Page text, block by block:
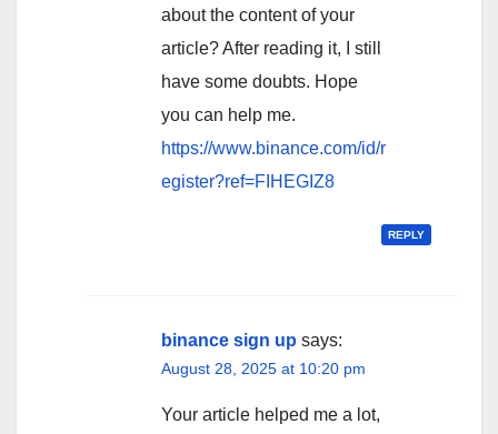
about the content of your
article? After reading it, I still
have some doubts. Hope
you can help me.
https://www.binance.com/id/r
egister?ref=FIHEGIZ8
REPLY
binance sign up says:
August 28, 2025 at 10:20 pm
Your article helped me a lot,